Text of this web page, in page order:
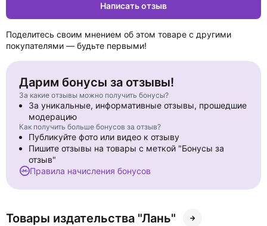
Написать отзыв
Поделитесь своим мнением об этом товаре с другими
покупателями — будьте первыми!
Дарим бонусы за отзывы!
За какие отзывы можно получить бонусы?
За уникальные, информативные отзывы, прошедшие
модерацию
Как получить больше бонусов за отзыв?
Публикуйте фото или видео к отзыву
Пишите отзывы на товары с меткой "Бонусы за
отзыв"
Правила начисления бонусов
Товары издательства "Лань"